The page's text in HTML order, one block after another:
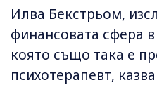
Илва Бекстрьом,
финансовата сфера
която също така е
психотерапевт,